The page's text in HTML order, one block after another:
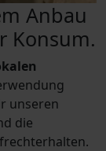
Anbau
Konsum.
unseren
die